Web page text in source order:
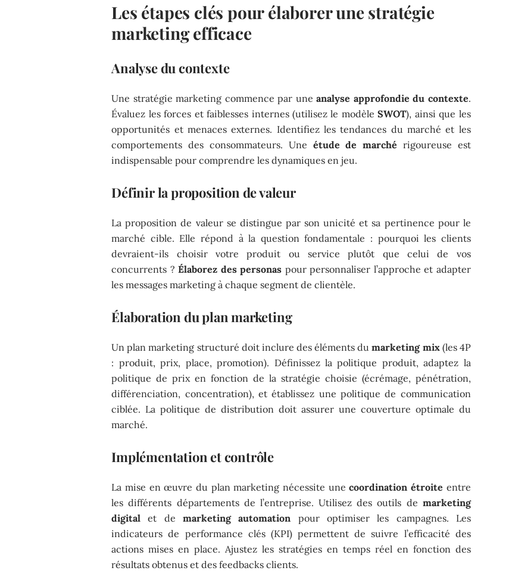
Les étapes clés pour élaborer une stratégie
marketing efficace
Analyse du contexte
Une stratégie marketing commence par uneanalyse approfondie du contexte.
Évaluez les forces et faiblesses internes (utilisez le modèleSWOT), ainsi que les
opportunités et menaces externes. Identifiez les tendances du marché et les
comportements des consommateurs. Une étude de marché rigoureuse est
indispensable pour comprendre les dynamiques en jeu.
Définir la proposition de valeur
La proposition de valeur se distingue par son unicité et sa pertinence pour le
marché cible. Elle répond à la question fondamentale : pourquoi les clients
devraient-ils choisir votre produit ou service plutôt que celui de vos
concurrents ?Élaborez des personas pour personnaliser l’approche et adapter
les messages marketing à chaque segment de clientèle.
Élaboration du plan marketing
Un plan marketing structuré doit inclure des éléments dumarketing mix (les 4P
: produit, prix, place, promotion). Définissez la politique produit, adaptez la
politique de prix en fonction de la stratégie choisie (écrémage, pénétration,
différenciation, concentration), et établissez une politique de communication
ciblée. La politique de distribution doit assurer une couverture optimale du
marché.
Implémentation et contrôle
La mise en œuvre du plan marketing nécessite unecoordination étroite entre
les différents départements de l’entreprise. Utilisez des outils de marketing
digital et demarketing automation pour optimiser les campagnes. Les
indicateurs de performance clés (KPI) permettent de suivre l’efficacité des
actions mises en place. Ajustez les stratégies en temps réel en fonction des
résultats obtenus et des feedbacks clients.